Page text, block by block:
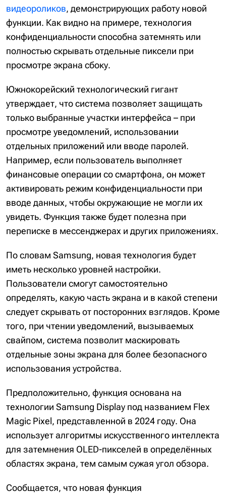
видеороликов, демонстрирующих работу новой
функции. Как видно на примере, технология
конфиденциальности способна затемнять или
полностью скрывать отдельные пиксели при
просмотре экрана сбоку.
Южнокорейский технологический гигант
утверждает, что система позволяет защищать
только выбранные участки интерфейса – при
просмотре уведомлений, использовании
отдельных приложений или вводе паролей.
Например, если пользователь выполняет
финансовые операции со смартфона, он может
активировать режим конфиденциальности при
вводе данных, чтобы окружающие не могли их
увидеть. Функция также будет полезна при
переписке в мессенджерах и других приложениях.
По словам Samsung, новая технология будет
иметь несколько уровней настройки.
Пользователи смогут самостоятельно
определять, какую часть экрана и в какой степени
следует скрывать от посторонних взглядов. Кроме
того, при чтении уведомлений, вызываемых
свайпом, система позволит маскировать
отдельные зоны экрана для более безопасного
использования устройства.
Предположительно, функция основана на
технологии Samsung Display под названием Flex
Magic Pixel, представленной в 2024 году. Она
использует алгоритмы искусственного интеллекта
для затемнения OLED-пикселей в определённых
областях экрана, тем самым сужая угол обзора.
Сообщается, что новая функция